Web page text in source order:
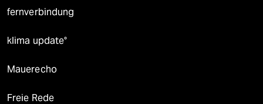
fernverbindung
klima update°
Mauerecho
Freie Rede